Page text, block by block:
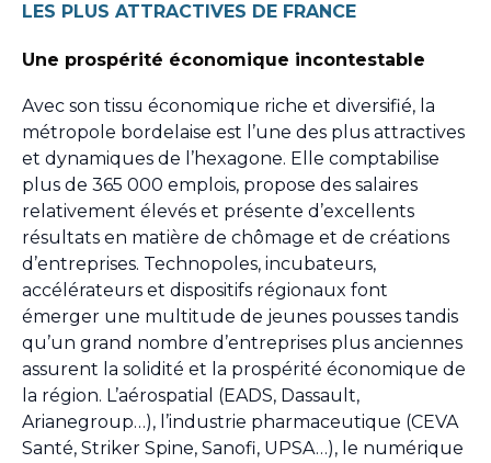
LES PLUS ATTRACTIVES DE FRANCE
Une prospérité économique incontestable
Avec son tissu économique riche et diversifié, la
métropole bordelaise est l’une des plus attractives
et dynamiques de l’hexagone. Elle comptabilise
plus de 365 000 emplois, propose des salaires
relativement élevés et présente d’excellents
résultats en matière de chômage et de créations
d’entreprises. Technopoles, incubateurs,
accélérateurs et dispositifs régionaux font
émerger une multitude de jeunes pousses tandis
qu’un grand nombre d’entreprises plus anciennes
assurent la solidité et la prospérité économique de
la région. L’aérospatial (EADS, Dassault,
Arianegroup…), l’industrie pharmaceutique (CEVA
Santé, Striker Spine, Sanofi, UPSA…), le numérique